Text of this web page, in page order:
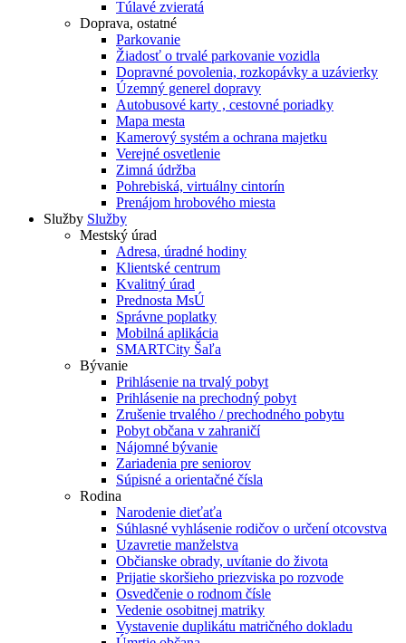
Túlavé zvieratá
Doprava, ostatné
Parkovanie
Žiadosť o trvalé parkovanie vozidla
Dopravné povolenia, rozkopávky a uzávierky
Územný generel dopravy
Autobusové karty , cestovné poriadky
Mapa mesta
Kamerový systém a ochrana majetku
Verejné osvetlenie
Zimná údržba
Pohrebiská, virtuálny cintorín
Prenájom hrobového miesta
Služby Služby
Mestský úrad
Adresa, úradné hodiny
Klientské centrum
Kvalitný úrad
Prednosta MsÚ
Správne poplatky
Mobilná aplikácia
SMARTCity Šaľa
Bývanie
Prihlásenie na trvalý pobyt
Prihlásenie na prechodný pobyt
Zrušenie trvalého / prechodného pobytu
Pobyt občana v zahraničí
Nájomné bývanie
Zariadenia pre seniorov
Súpisné a orientačné čísla
Rodina
Narodenie dieťaťa
Súhlasné vyhlásenie rodičov o určení otcovstva
Uzavretie manželstva
Občianske obrady, uvítanie do života
Prijatie skoršieho priezviska po rozvode
Osvedčenie o rodnom čísle
Vedenie osobitnej matriky
Vystavenie duplikátu matričného dokladu